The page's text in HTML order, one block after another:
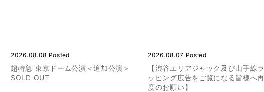
2026.08.08 Posted
超特急 東京ドーム公演＜追加公演＞
SOLD OUT
2026.08.07 Posted
【渋谷エリアジャック及び山手線ラ
ッピング広告をご覧になる皆様へ再
度のお願い】